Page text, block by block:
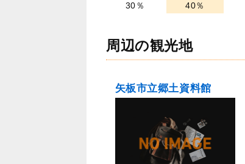
30％
40％
周辺の観光地
矢板市立郷土資料館